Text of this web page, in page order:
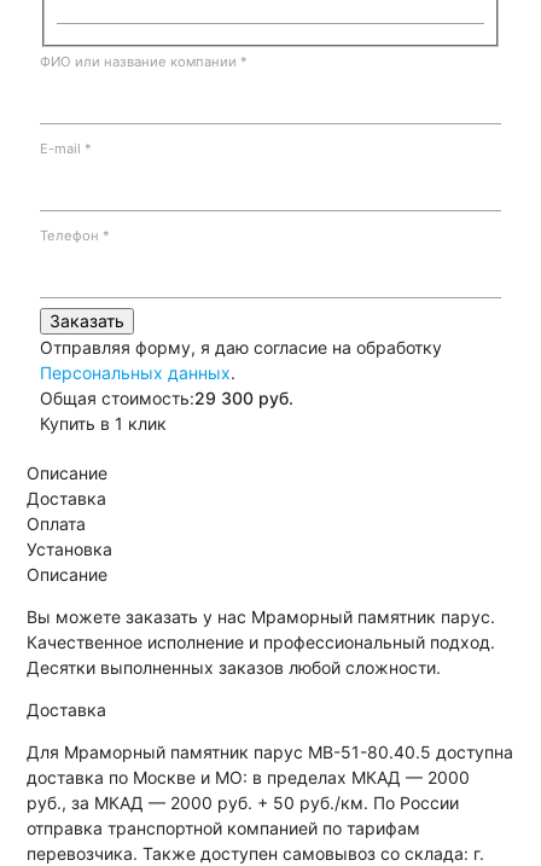
ФИО или название компании *
E-mail *
Телефон *
Заказать
Отправляя форму, я даю согласие на обработку
Персональных данных.
Общая стоимость:29 300руб.
Купить в 1 клик
Описание
Доставка
Оплата
Установка
Описание
Вы можете заказать у нас Мраморный памятник парус.
Качественное исполнение и профессиональный подход.
Десятки выполненных заказов любой сложности.
Доставка
Для Мраморный памятник парус МВ-51-80.40.5 доступна
доставка по Москве и МО: в пределах МКАД — 2000
руб., за МКАД — 2000 руб. + 50 руб./км. По России
отправка транспортной компанией по тарифам
перевозчика. Также доступен самовывоз со склада: г.